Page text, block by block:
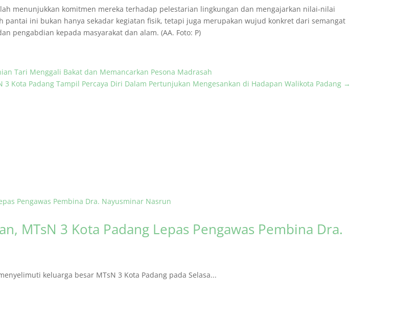
menunjukkan komitmen mereka terhadap pelestarian lingkungan dan mengajarkan nilai-nilai
pantai ini bukan hanya sekadar kegiatan fisik, tetapi juga merupakan wujud konkret dari semangat
pengabdian kepada masyarakat dan alam. (AA. Foto: P)
Tari Menggali Bakat dan Memancarkan Pesona Madrasah
Kota Padang Tampil Percaya Diri Dalam Pertunjukan Mengesankan di Hadapan Walikota Padang→
MTsN 3 Kota Padang Lepas Pengawas Pembina Dra.
keluarga besar MTsN 3 Kota Padang pada Selasa...